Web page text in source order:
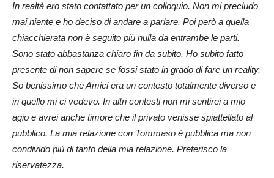
In realtà ero stato contattato per un colloquio. Non mi precludo
mai niente e ho deciso di andare a parlare. Poi però a quella
chiacchierata non è seguito più nulla da entrambe le parti.
Sono stato abbastanza chiaro fin da subito. Ho subito fatto
presente di non sapere se fossi stato in grado di fare un reality.
So benissimo che Amici era un contesto totalmente diverso e
in quello mi ci vedevo. In altri contesti non mi sentirei a mio
agio e avrei anche timore che il privato venisse spiattellato al
pubblico. La mia relazione con Tommaso è pubblica ma non
condivido più di tanto della mia relazione. Preferisco la
riservatezza.